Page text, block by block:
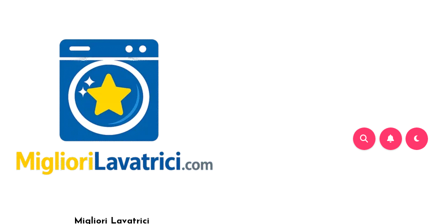
Migliori Lavatrici